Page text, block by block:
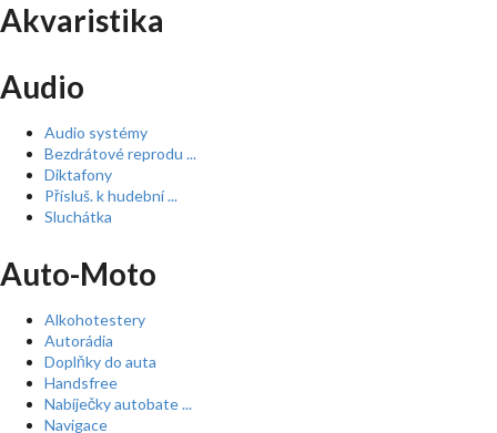
Akvaristika
Audio
Audio systémy
Bezdrátové reprodu ...
Diktafony
Přísluš. k hudební ...
Sluchátka
Auto-Moto
Alkohotestery
Autorádia
Doplňky do auta
Handsfree
Nabíječky autobate ...
Navigace